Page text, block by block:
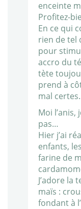
enceinte
Profitez-
En ce qui
rien de tel
pour
accro du
tète
prend à
mal
Moi
pas…
Hier j’ai
enfants,
farine de
J’adore la
maïs :
fondant à